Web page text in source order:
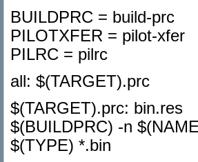
BUILDPRC = build-prc
PILOTXFER = pilot-xfer
PILRC = pilrc
all: $(TARGET).prc
$(TARGET).prc: bin.res
$(BUILDPRC) -n
$(TYPE) *.bin